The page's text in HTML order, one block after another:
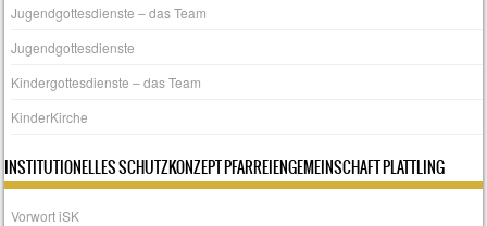
Jugendgottesdienste – das Team
Jugendgottesdienste
Kindergottesdienste – das Team
KinderKirche
INSTITUTIONELLES SCHUTZKONZEPT PFARREIENGEMEINSCHAFT PLATTLING
Vorwort iSK